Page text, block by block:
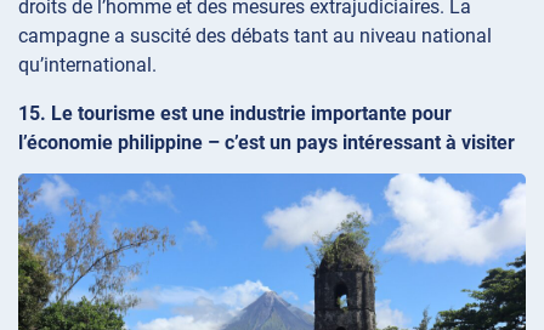
droits de l’homme et des mesures extrajudiciaires. La
campagne a suscité des débats tant au niveau national
qu’international.
15. Le tourisme est une industrie importante pour
l’économie philippine – c’est un pays intéressant à visiter